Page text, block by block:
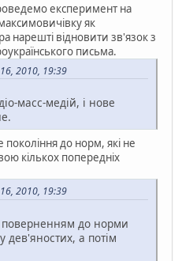
експеримент на
як
нарешті відновити зв'язок з
письма.
2010, 19:39
масс-медій, і нове
до норм, які не
кількох попередніх
2010, 19:39
поверненням до норми
дев'яностих, а потім